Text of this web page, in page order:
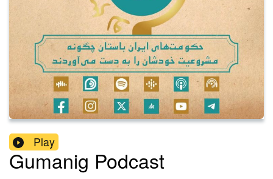
Play
Gumanig Podcast